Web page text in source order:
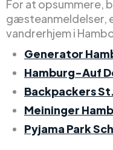
For at opsummere,
gæsteanmeldelser,
vandrerhjem i
Generator
Hamburg-Auf
Backpackers
Meininger
Pyjama Park